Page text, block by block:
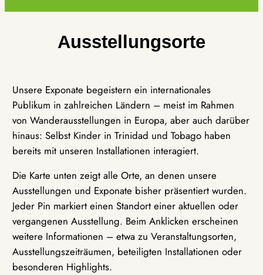
Ausstellungsorte
Unsere Exponate begeistern ein internationales
Publikum in zahlreichen Ländern – meist im Rahmen
von Wanderausstellungen in Europa, aber auch darüber
hinaus: Selbst Kinder in Trinidad und Tobago haben
bereits mit unseren Installationen interagiert.
Die Karte unten zeigt alle Orte, an denen unsere
Ausstellungen und Exponate bisher präsentiert wurden.
Jeder Pin markiert einen Standort einer aktuellen oder
vergangenen Ausstellung. Beim Anklicken erscheinen
weitere Informationen – etwa zu Veranstaltungsorten,
Ausstellungszeiträumen, beteiligten Installationen oder
besonderen Highlights.